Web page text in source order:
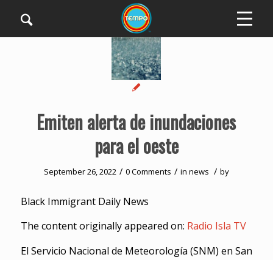
Emiten alerta de inundaciones
para el oeste
September 26, 2022 / 0 Comments / in news / by
Black Immigrant Daily News
The content originally appeared on: Radio Isla TV
El Servicio Nacional de Meteorología (SNM) en San